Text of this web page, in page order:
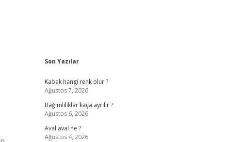
Sidebar
Son Yazılar
Kabak hangi renk olur ?
Ağustos 7, 2026
Bağımlılıklar kaça ayrılır ?
Ağustos 6, 2026
Aval aval ne ?
Ağustos 4, 2026